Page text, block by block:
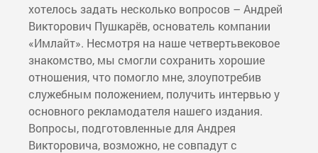
хотелось задать несколько вопросов – Андрей
Викторович Пушкарёв, основатель компании
«Имлайт». Несмотря на наше четвертьвековое
знакомство, мы смогли сохранить хорошие
отношения, что помогло мне, злоупотребив
служебным положением, получить интервью у
основного рекламодателя нашего издания.
Вопросы, подготовленные для Андрея
Викторовича, возможно, не совпадут с